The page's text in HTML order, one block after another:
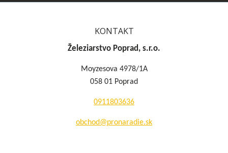
KONTAKT
Železiarstvo Poprad, s.r.o.
Moyzesova 4978/1A
058 01 Poprad
0911803636
obchod@pronaradie.sk